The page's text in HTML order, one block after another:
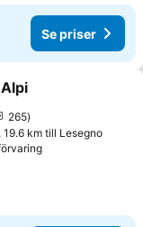
Se priser
Favoriter
265
19.6 km till Lesegno